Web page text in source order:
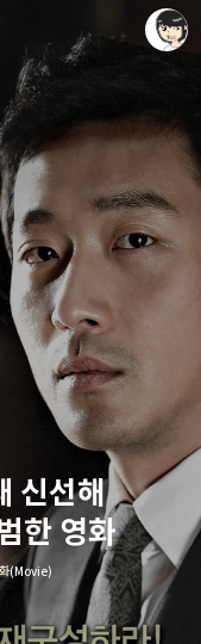
신선해
한 영화
(Movie)
니아
니아